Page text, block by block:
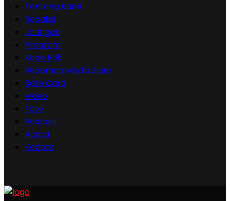
Tentang Kami
Redaksi
Jaringan
Program
Kode Etik
Pedoman Media Siber
Rate Card
Video
Foto
Podcast
Acara
Kontak